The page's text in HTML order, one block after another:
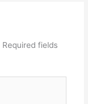
Required fields